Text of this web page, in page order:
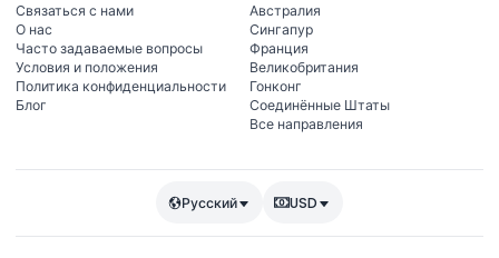
Связаться с нами
О нас
Часто задаваемые вопросы
Условия и положения
Политика конфиденциальности
Блог
Австралия
Сингапур
Франция
Великобритания
Гонконг
Соединённые Штаты
Все направления
Русский USD